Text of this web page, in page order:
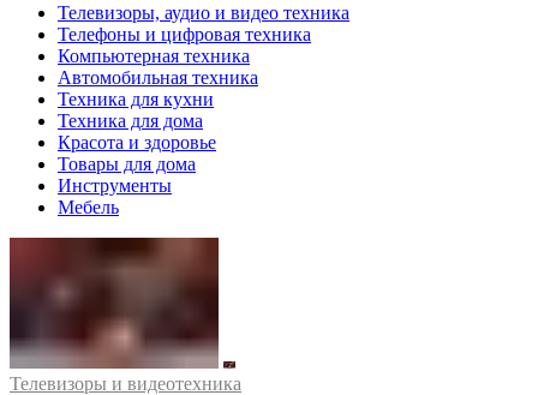
Телевизоры, аудио и видео техника
Телефоны и цифровая техника
Компьютерная техника
Автомобильная техника
Техника для кухни
Техника для дома
Красота и здоровье
Товары для дома
Инструменты
Мебель
Телевизоры и видеотехника